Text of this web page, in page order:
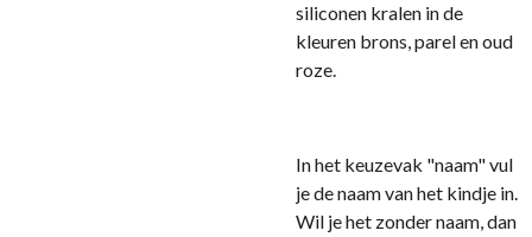
siliconen kralen in de
kleuren brons, parel en oud
roze.
In het keuzevak "naam" vul
je de naam van het kindje in.
Wil je het zonder naam, dan